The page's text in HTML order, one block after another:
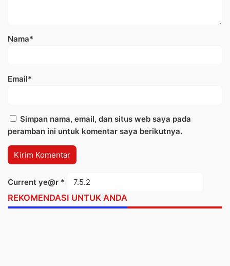
Nama*
Email*
Simpan nama, email, dan situs web saya pada
peramban ini untuk komentar saya berikutnya.
Current ye@r *
REKOMENDASI UNTUK ANDA